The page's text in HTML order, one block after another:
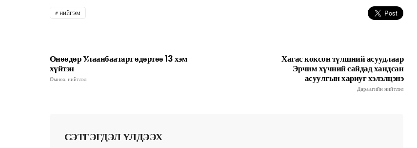
НИЙГЭМ
Өнөөдөр Улаанбаатарт өдөртөө 13 хэм
хүйтэн
Өмнөх нийтлэл
Хагас коксон түлшний асуудлаар
Эрчим хүчний сайдад хандсан
асуулгын хариуг хэлэлцэнэ
Дараагийн нийтлэл
СЭТГЭГДЭЛ ҮЛДЭЭХ